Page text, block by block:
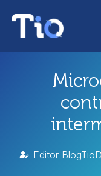
Editor